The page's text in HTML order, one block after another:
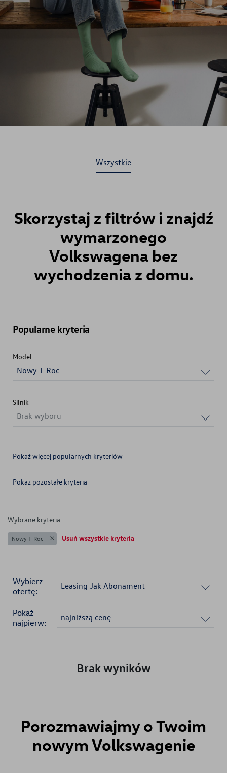
Gwarancja i ochrona
Aktualne promocje serwisowe
Usługi Car detailing
Sklep internetowy
Akcesoria
Mapa i kontaktWszystkie
Skorzystaj z filtrów i znajdź
wymarzonego
Volkswagena bez
wychodzenia z domu.
Popularne kryteria
Model
Nowy T-Roc
Silnik
Brak wyboru
Pokaż więcej popularnych kryteriów
Brak wyboru
Brak wyboru
Brak wyboru
Pokaż pozostałe kryteria
Wybrane kryteria
Nowy T-Roc Usuń wszystkie kryteria
Wybierz
ofertę:
Leasing Jak Abonament
Pokaż
najpierw:
najniższą cenę
Brak wyników
Porozmawiajmy oTwoim
nowym Volkswagenie